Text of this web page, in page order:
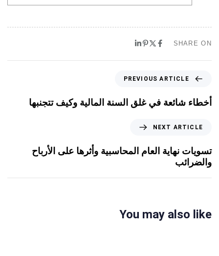
SHARE ON
PREVIOUS ARTICLE
أخطاء شائعة في غلق السنة المالية وكيف تتجنبها
NEXT ARTICLE
تسويات نهاية العام المحاسبية وأثرها على الأرباح
والضرائب
You may also like